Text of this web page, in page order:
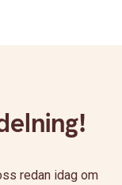
redan idag om